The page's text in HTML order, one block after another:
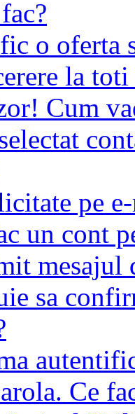
o oferta
la
Cum
pe
un cont
mesajul
sa
Ce